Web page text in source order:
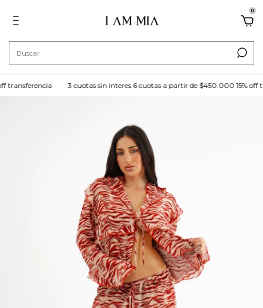
0
3 cuotas sin interes 6 cuotas a partir de $450.000 15% off